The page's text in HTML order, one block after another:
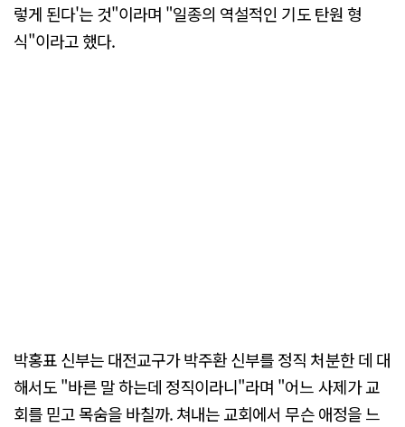
렇게 된다'는 것"이라며 "일종의 역설적인 기도 탄원 형
식"이라고 했다.
박홍표 신부는 대전교구가 박주환 신부를 정직 처분한 데 대
해서도 "바른 말 하는데 정직이라니"라며 "어느 사제가 교
회를 믿고 목숨을 바칠까. 쳐내는 교회에서 무슨 애정을 느